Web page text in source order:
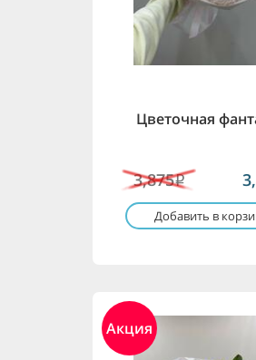
Цветочная
3,875i
Добавить в
Акция